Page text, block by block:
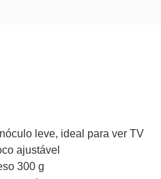
leve, ideal para ver TV
ajustável
300 g